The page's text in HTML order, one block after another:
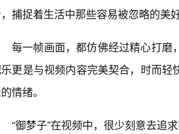
捕捉着生活中那些容易被忽略的美
每一帧画面，都仿佛经过精心打磨
更是与视频内容完美契合，时而
情绪。
“御梦子”在视频中，很少刻意去追